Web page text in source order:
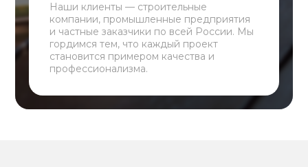
Наши клиенты — строительные
компании, промышленные предприятия
и частные заказчики по всей России. Мы
гордимся тем, что каждый проект
становится примером качества и
профессионализма.